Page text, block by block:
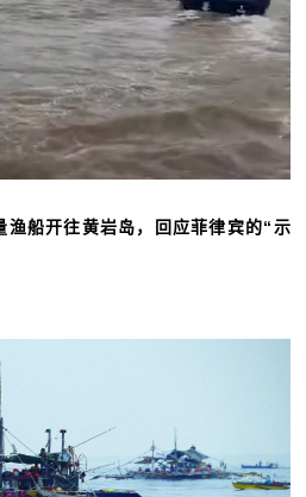
船开往黄岩岛，回应菲律宾的“示